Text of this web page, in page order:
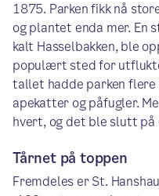
1875. Parken fikk nå
og plantet enda mer.
kalt Hasselbakken, ble
populært sted for
tallet hadde parken flere
apekatter og påfugler.
hvert, og det ble slutt på
Tårnet på toppen
Fremdeles er St.